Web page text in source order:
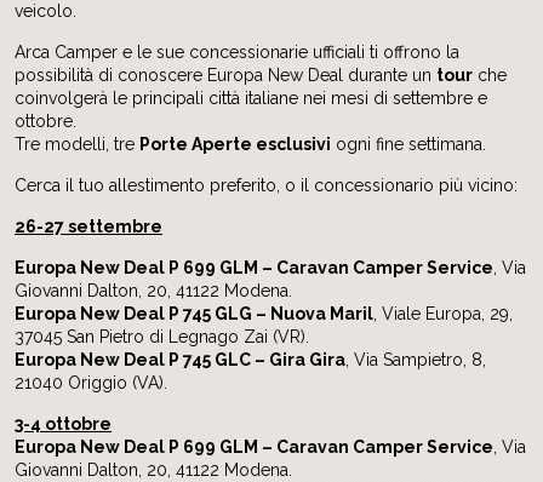
veicolo.
Arca Camper e le sue concessionarie ufficiali ti offrono la
possibilità di conoscere Europa New Deal durante un tour che
coinvolgerà le principali città italiane nei mesi di settembre e
ottobre.
Tre modelli, tre Porte Aperte esclusivi ogni fine settimana.
Cerca il tuo allestimento preferito, o il concessionario più vicino:
26-27 settembre
Europa New Deal P 699 GLM – Caravan Camper Service , Via
Giovanni Dalton, 20, 41122 Modena.
Europa New Deal P 745 GLG – Nuova Maril , Viale Europa, 29,
37045 San Pietro di Legnago Zai (VR).
Europa New Deal P 745 GLC – Gira Gira , Via Sampietro, 8,
21040 Origgio (VA).
3-4 ottobre
Europa New Deal P 699 GLM – Caravan Camper Service , Via
Giovanni Dalton, 20, 41122 Modena.